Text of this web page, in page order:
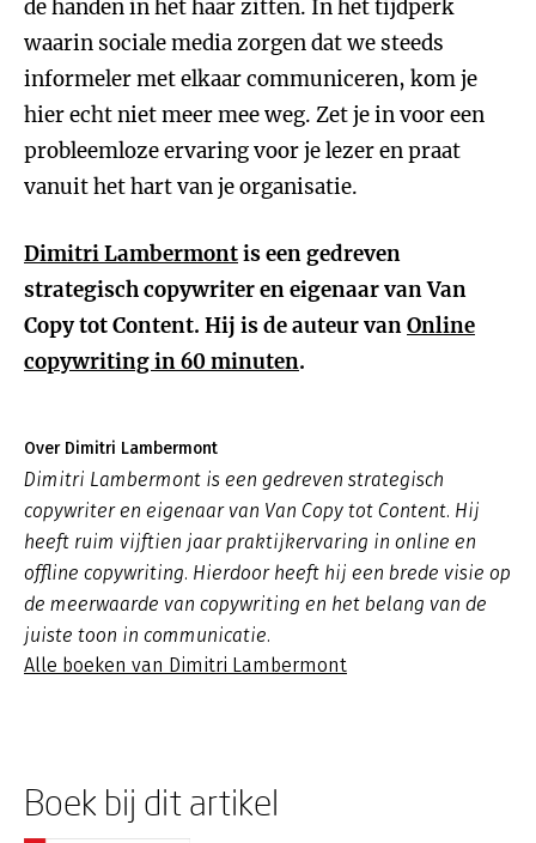
de handen in het haar zitten. In het tijdperk
waarin sociale media zorgen dat we steeds
informeler met elkaar communiceren, kom je
hier echt niet meer mee weg. Zet je in voor een
probleemloze ervaring voor je lezer en praat
vanuit het hart van je organisatie.
Dimitri Lambermontis een gedreven
strategisch copywriter en eigenaar van Van
Copy tot Content. Hij is de auteur vanOnline
copywriting in 60 minuten.
Over Dimitri Lambermont
Dimitri Lambermont is een gedreven strategisch
copywriter en eigenaar van Van Copy tot Content. Hij
heeft ruim vijftien jaar praktijkervaring in online en
offline copywriting. Hierdoor heeft hij een brede visie op
de meerwaarde van copywriting en het belang van de
juiste toon in communicatie.
Alle boeken van Dimitri Lambermont
Boek bij dit artikel